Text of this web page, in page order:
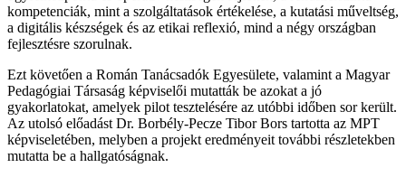
kompetenciák, mint a szolgáltatások értékelése, a kutatási műveltség,
a digitális készségek és az etikai reflexió, mind a négy országban
fejlesztésre szorulnak.
Ezt követően a Román Tanácsadók Egyesülete, valamint a Magyar
Pedagógiai Társaság képviselői mutatták be azokat a jó
gyakorlatokat, amelyek pilot tesztelésére az utóbbi időben sor került.
Az utolsó előadást Dr. Borbély-Pecze Tibor Bors tartotta az MPT
képviseletében, melyben a projekt eredményeit további részletekben
mutatta be a hallgatóságnak.